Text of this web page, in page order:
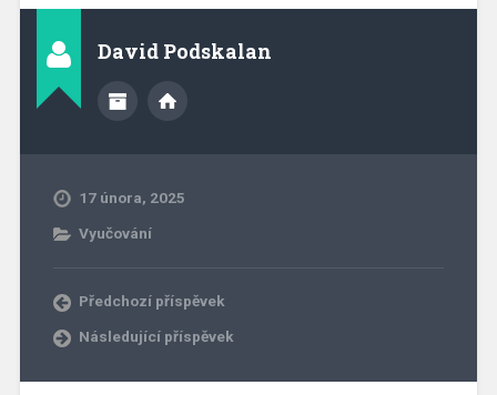
David Podskalan
17 února, 2025
Vyučování
Předchozí příspěvek
Následující příspěvek